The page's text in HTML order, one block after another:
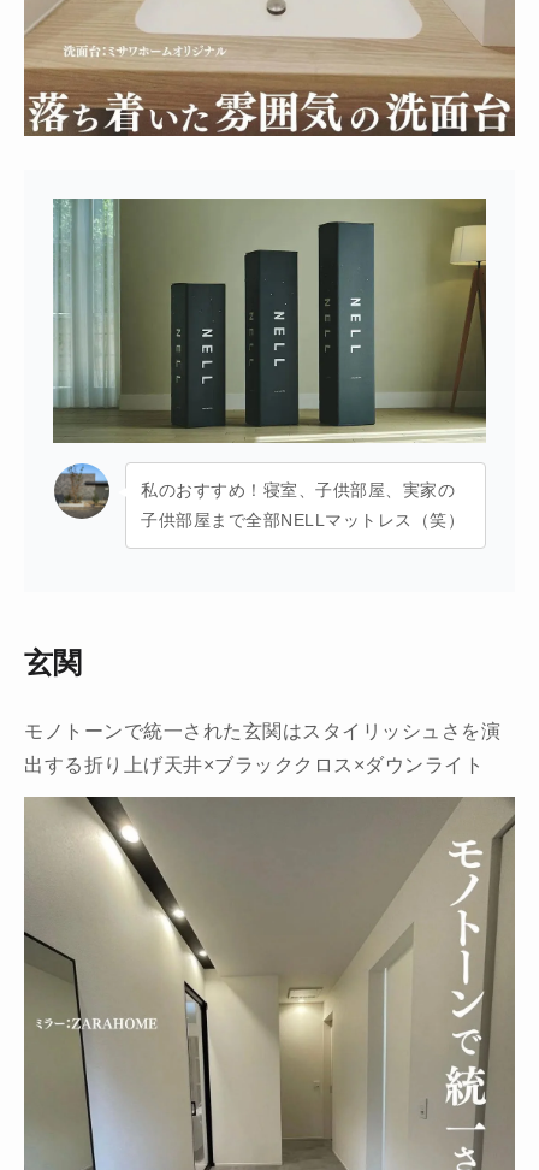
私のおすすめ！寝室、子供部屋、実家の
子供部屋まで全部NELLマットレス（笑）
玄関
モノトーンで統一された玄関はスタイリッシュさを演
出する折り上げ天井×ブラッククロス×ダウンライト